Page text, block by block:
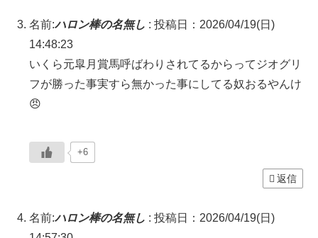
名前:ハロン棒の名無し : 投稿日：2026/04/19(日)
14:48:23
いくら元皐月賞馬呼ばわりされてるからってジオグリ
フが勝った事実すら無かった事にしてる奴おるやんけ
😠
+6
返信
名前:ハロン棒の名無し : 投稿日：2026/04/19(日)